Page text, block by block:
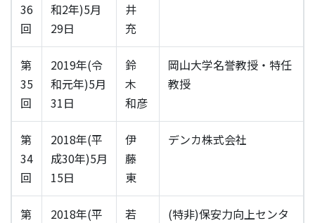
36
回
和2年)5月
29日
井
充
第
35
回
2019年(令
和元年)5月
31日
鈴
木
和彦
岡山大学名誉教授・特任
教授
第
34
回
2018年(平
成30年)5月
15日
伊
藤
東
デンカ株式会社
第
2018年(平
若
(特非)保安力向上センタ